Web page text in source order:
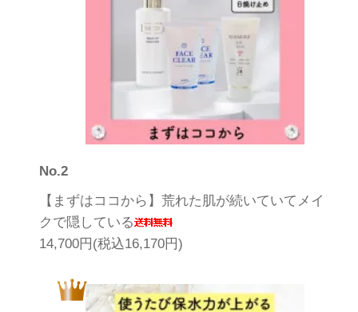
No.2
【まずはココから】荒れた肌が続いていてメイ
クで隠している
14,700円(税込16,170円)